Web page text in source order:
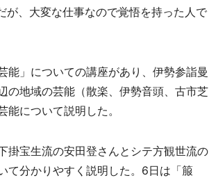
が、大変な仕事なので覚悟を持った人で
」についての講座があり、伊勢参詣曼
の地域の芸能（散楽、伊勢音頭、古市芝
について説明した。
宝生流の安田登さんとシテ方観世流の
て分かりやすく説明した。6日は「箙